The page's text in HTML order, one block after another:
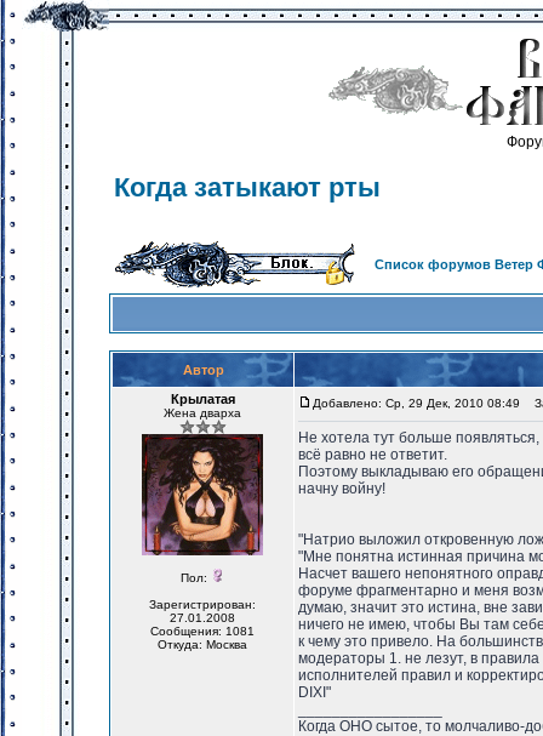
Когда затыкают рты
Список форумов Ветер
Автор
Крылатая
Жена дварха
Пол:
Зарегистрирован:
27.01.2008
Сообщения: 1081
Откуда: Москва
Добавлено: Ср, 29 Дек, 2010 08:49
Не хотела тут больше
всё равно не ответит.
Поэтому выкладываю его
начну войну!
"Натрио выложил откровенную
"Мне понятна истинная причина
Насчет вашего непонятного
форуме фрагментарно и меня
думаю, значит это истина, вне
ничего не имею, чтобы Вы там
к чему это привело. На
модераторы 1. не лезут, в
исполнителей правил и
DIXI"
Когда ОНО сытое, то молчаливо-